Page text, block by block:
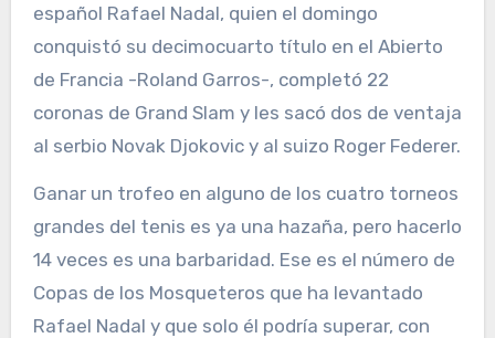
español Rafael Nadal, quien el domingo
conquistó su decimocuarto título en el Abierto
de Francia -Roland Garros-, completó 22
coronas de Grand Slam y les sacó dos de ventaja
al serbio Novak Djokovic y al suizo Roger Federer.
Ganar un trofeo en alguno de los cuatro torneos
grandes del tenis es ya una hazaña, pero hacerlo
14 veces es una barbaridad. Ese es el número de
Copas de los Mosqueteros que ha levantado
Rafael Nadal y que solo él podría superar, con